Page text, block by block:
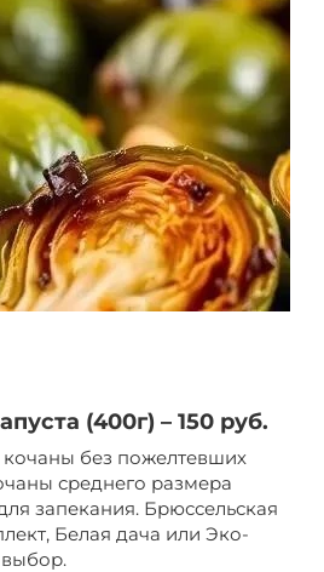
(400г) – 150 руб.
без пожелтевших
среднего размера
запекания. Брюссельская
Белая дача или Эко-